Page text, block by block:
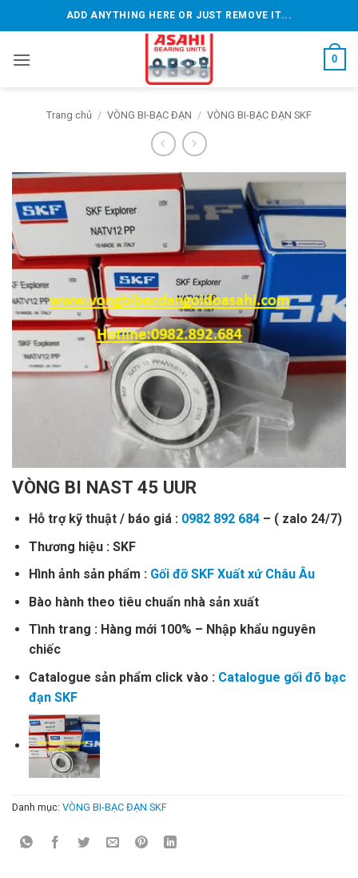
qua
dung
ADD ANYTHING HERE OR JUST REMOVE IT...
0
Trang chủ / VÒNG BI-BẠC ĐẠN / VÒNG BI-BẠC ĐẠN SKF
VÒNG BI NAST 45 UUR
Hỗ trợ kỹ thuật / báo giá : 0982 892 684– ( zalo 24/7)
Thương hiệu : SKF
Hình ảnh sản phẩm : Gối đỡ SKF Xuất xứ Châu Âu
Bào hành theo tiêu chuẩn nhà sản xuất
Tình trang : Hàng mới 100% – Nhập khẩu nguyên
chiếc
Catalogue sản phẩm click vào : Catalogue gối đõ bạc
đạn SKF
Danh mục: VÒNG BI-BẠC ĐẠN SKF